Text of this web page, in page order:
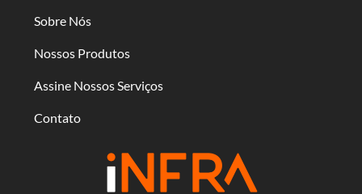
Sobre Nós
Nossos Produtos
Assine Nossos Serviços
Contato